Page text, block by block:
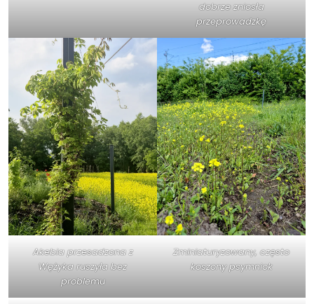
dobrze zniosła
przeprowadzkę
Akebia przesadzona z
Wężyka ruszyła bez
problemu
Zminiaturyzowany, często
koszony psymniok